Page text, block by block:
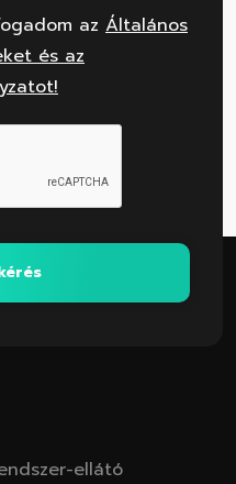
az Általános
és az
ellátó